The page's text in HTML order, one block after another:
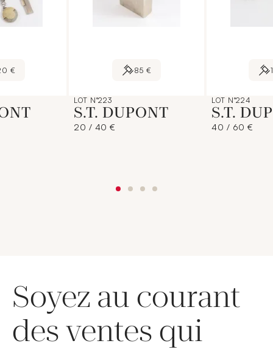
€ 85 €
LOT N°223
S.T. DUPONT
20 / 40 €
LOT N°224
S.T.
40 / 60 €
Soyez au courant
des ventes qui